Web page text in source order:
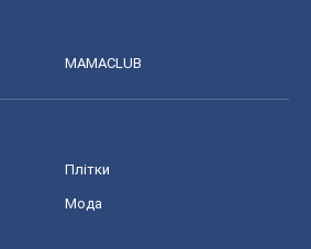
MAMACLUB
Плітки
Мода